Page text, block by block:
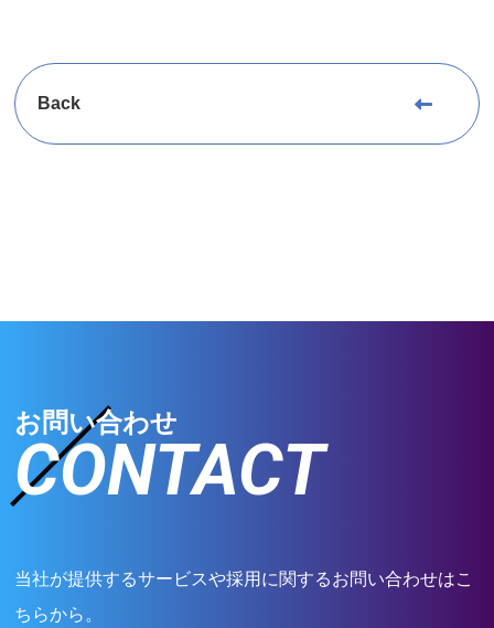
Back
お問い合わせ
CONTACT
当社が提供するサービスや採用に関するお問い合わせはこ
ちらから。